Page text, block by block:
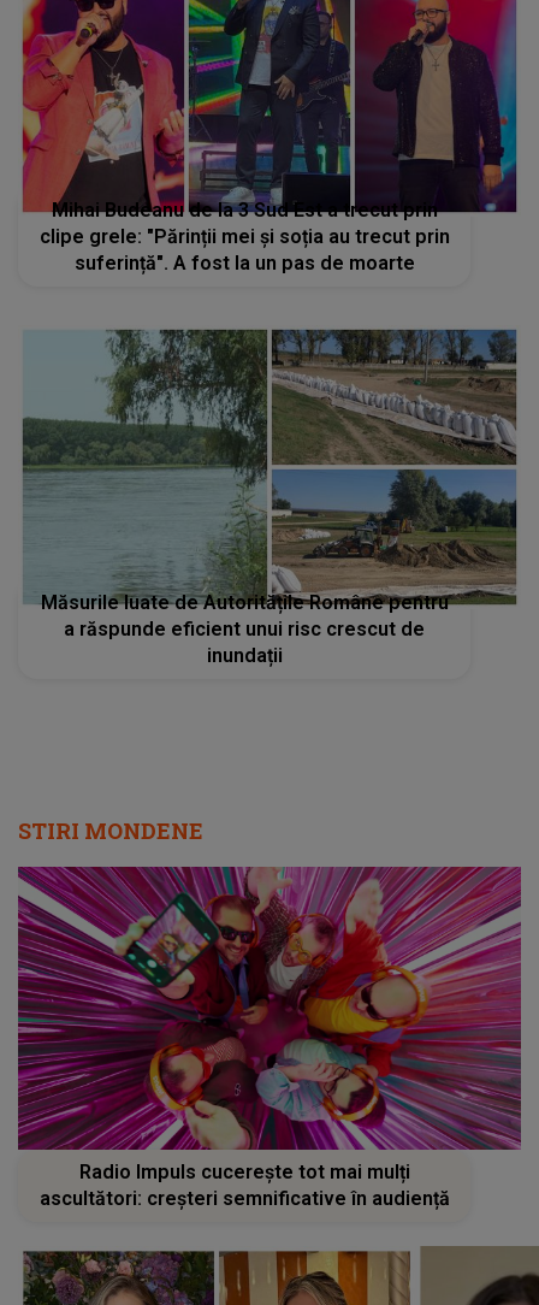
Mihai Budeanu de la 3 Sud Est a trecut prin
clipe grele: "Părinții mei și soția au trecut prin
suferință". A fost la un pas de moarte
Măsurile luate de Autoritățile Române pentru
a răspunde eficient unui risc crescut de
inundații
STIRI MONDENE
Radio Impuls cucerește tot mai mulți
ascultători: creșteri semnificative în audiență